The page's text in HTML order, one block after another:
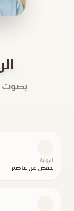
بصوت
الرواية
حفص عن عاصم